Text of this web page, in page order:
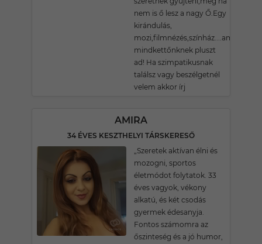
nem is ő lesz a nagy Ő.Egy
kirándulás,
mozi,filmnézés,színház....ami
mindkettőnknek pluszt
ad! Ha szimpatikusnak
találsz vagy beszélgetnél
velem akkor írj
AMIRA
34 ÉVES KESZTHELYI TÁRSKERESŐ
„Szeretek aktívan élni és
mozogni, sportos
életmódot folytatok. 33
éves vagyok, vékony
alkatú, és két csodás
gyermek édesanyja.
Fontos számomra az
őszinteség és a jó humor,